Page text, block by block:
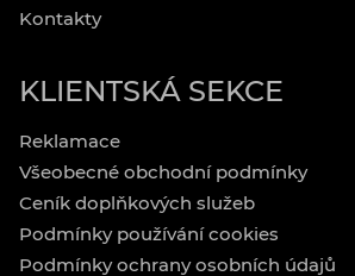
Kontakty
KLIENTSKÁ SEKCE
Reklamace
Všeobecné obchodní podmínky
Ceník doplňkových služeb
Podmínky používání cookies
Podmínky ochrany osobních údajů